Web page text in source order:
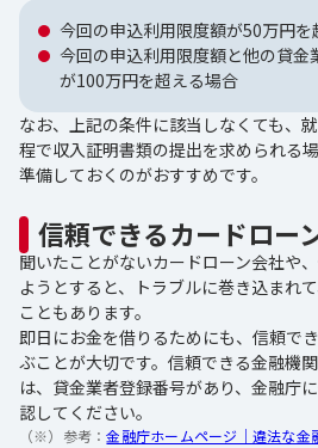
今回の申込利用限度額が50万円を
今回の申込利用限度額と他の貸
が100万円を超える場合
なお、上記の条件に該当しなくても、
程で収入証明書類の提出を求められる
準備しておくのがおすすめです。
信頼できるカードロー
聞いたことがないカードローン会社や
ようとすると、トラブルに巻き込まれ
こともあります。
即日にお金を借りるためにも、信頼で
ぶことが大切です。信頼できる金融機
は、貸金業者登録番号があり、金融庁
認してください。
（※）参考：金融庁ホームページ｜違法な金